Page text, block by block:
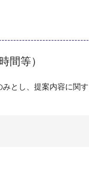
間等）
とし、提案内容に関